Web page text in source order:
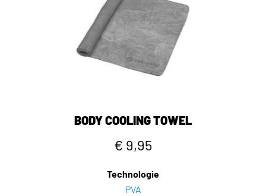
BODY COOLING TOWEL
€ 9,95
Technologie
PVA